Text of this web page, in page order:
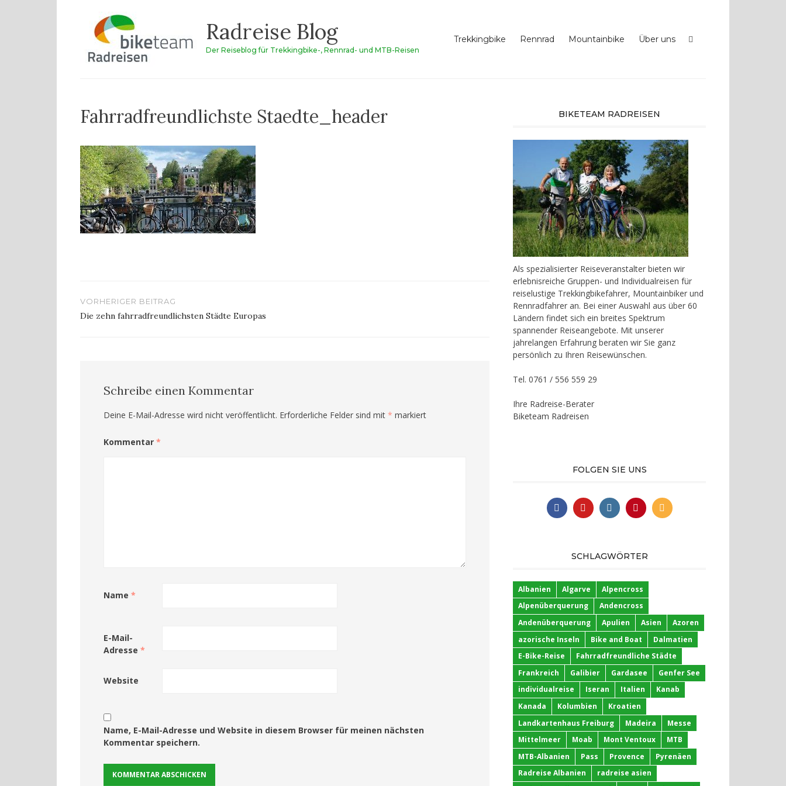
springen
Radreise Blog
Der Reiseblog für Trekkingbike-, Rennrad- und MTB-Reisen
Trekkingbike Rennrad Mountainbike Über uns
Fahrradfreundlichste Staedte_header
Beitragsnavigation
VORHERIGER BEITRAG
Die zehn fahrradfreundlichsten Städte Europas
Schreibe einen Kommentar
Deine E-Mail-Adresse wird nicht veröffentlicht. Erforderliche Felder sind mit * markiert
Kommentar *
Name *
E-Mail-
Adresse *
Website
Name, E-Mail-Adresse und Website in diesem Browser für meinen nächsten
Kommentar speichern.
BIKETEAM RADREISEN
Als spezialisierter Reiseveranstalter bieten wir
erlebnisreiche Gruppen- und Individualreisen für
reiselustige Trekkingbikefahrer, Mountainbiker und
Rennradfahrer an. Bei einer Auswahl aus über 60
Ländern findet sich ein breites Spektrum
spannender Reiseangebote. Mit unserer
jahrelangen Erfahrung beraten wir Sie ganz
persönlich zu Ihren Reisewünschen.
Tel. 0761 / 556 559 29
Ihre Radreise-Berater
Biketeam Radreisen
FOLGEN SIE UNS
SCHLAGWÖRTER
Albanien Algarve
Alpencross
Alpenüberquerung
Andencross
Andenüberquerung
Apulien Asien
Azoren
azorische Inseln
Bike and Boat
Dalmatien
E-Bike-Reise
Fahrradfreundliche Städte
Frankreich
Galibier Gardasee
Genfer See
individualreise
Iseran Italien
Kanab
Kanada
Kolumbien
Kroatien
Landkartenhaus Freiburg
Madeira
Messe
Mittelmeer
Moab Mont Ventoux
MTB
MTB-Albanien
Pass Provence
Pyrenäen
Radreise Albanien
radreise asien